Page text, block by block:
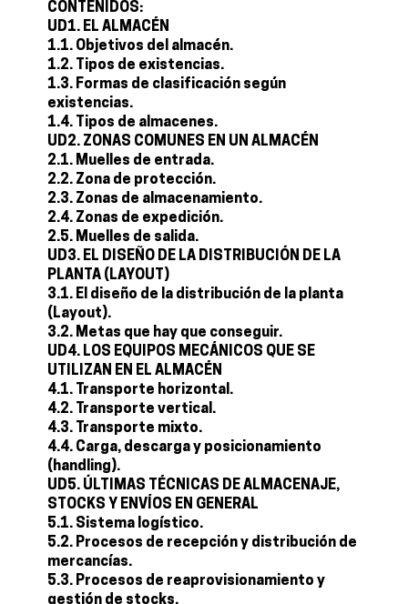
CONTENIDOS:
UD1. EL ALMACÉN
1.1. Objetivos del almacén.
1.2. Tipos de existencias.
1.3. Formas de clasificación según
existencias.
1.4. Tipos de almacenes.
UD2. ZONAS COMUNES EN UN ALMACÉN
2.1. Muelles de entrada.
2.2. Zona de protección.
2.3. Zonas de almacenamiento.
2.4. Zonas de expedición.
2.5. Muelles de salida.
UD3. EL DISEÑO DE LA DISTRIBUCIÓN DE LA
PLANTA (LAYOUT)
3.1. El diseño de la distribución de la planta
(Layout).
3.2. Metas que hay que conseguir.
UD4. LOS EQUIPOS MECÁNICOS QUE SE
UTILIZAN EN EL ALMACÉN
4.1. Transporte horizontal.
4.2. Transporte vertical.
4.3. Transporte mixto.
4.4. Carga, descarga y posicionamiento
(handling).
UD5. ÚLTIMAS TÉCNICAS DE ALMACENAJE,
STOCKS Y ENVÍOS EN GENERAL
5.1. Sistema logístico.
5.2. Procesos de recepción y distribución de
mercancías.
5.3. Procesos de reaprovisionamiento y
gestión de stocks.